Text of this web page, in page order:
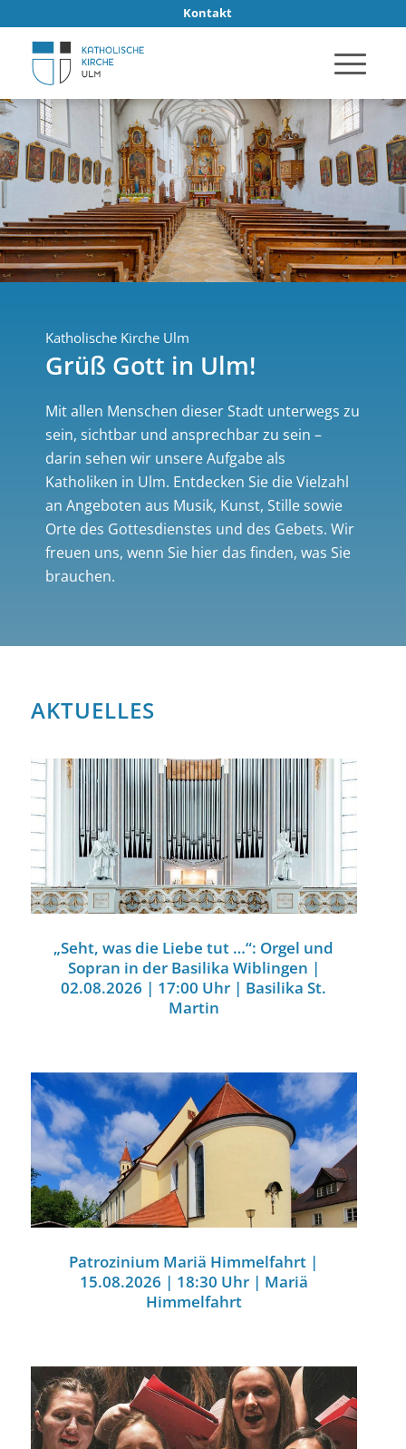
Kontakt
Katholische Kirche Ulm
Grüß Gott in Ulm!
Mit allen Menschen dieser Stadt unterwegs zu
sein, sichtbar und ansprechbar zu sein –
darin sehen wir unsere Aufgabe als
Katholiken in Ulm. Entdecken Sie die Vielzahl
an Angeboten aus Musik, Kunst, Stille sowie
Orte des Gottesdienstes und des Gebets. Wir
freuen uns, wenn Sie hier das finden, was Sie
brauchen.
AKTUELLES
„Seht, was die Liebe tut …“: Orgel und
Sopran in der Basilika Wiblingen |
02.08.2026 | 17:00 Uhr | Basilika St.
Martin
Patrozinium Mariä Himmelfahrt |
15.08.2026 | 18:30 Uhr | Mariä
Himmelfahrt